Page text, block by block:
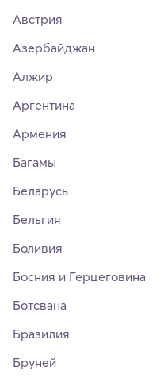
Австрия
Азербайджан
Алжир
Аргентина
Армения
Багамы
Беларусь
Бельгия
Боливия
Босния и Герцеговина
Ботсвана
Бразилия
Бруней